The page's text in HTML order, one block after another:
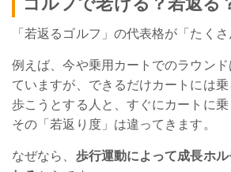
「若返るゴルフ」の代表格が「たくさ
例えば、今や乗用カートでのラウン
ていますが、できるだけカートには
歩こうとする人と、すぐにカートに乗
その「若返り度」は違ってきます。
なぜなら、 歩行運動によって成長ホ